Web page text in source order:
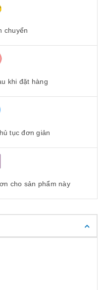
chuyển
khi đặt hàng
tục đơn giản
cho sản phẩm này